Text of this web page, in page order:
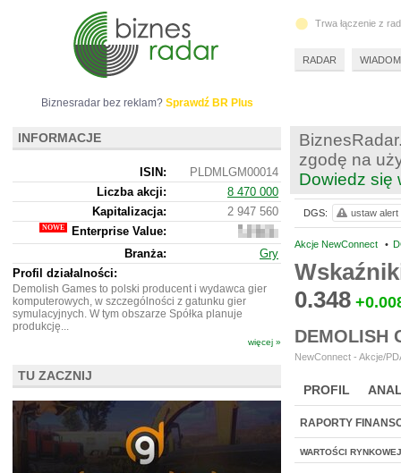
zgodę na
Dowiedz się
Akcje NewConnect •
0.348
DEMOLISH
NewConnect - Akcje/
PROFIL
BR LAB
RAPORTY
WARTOŚCI RYNKOWEJ
DGS: ustaw alert
Biznesradar bez reklam? Sprawdź BR Plus
INFORMACJE
ISIN:
PLDMLGM00014
Liczba akcji:
8 470 000
Kapitalizacja:
2 947 560
Enterprise Value:
2
741
560
Branża:
Gry
Profil działalności:
Demolish Games to polski producent i wydawca gier
komputerowych, w szczególności z gatunku gier
symulacyjnych. W tym obszarze Spółka planuje
produkcję...
więcej »
TU ZACZNIJ
Trwa łączenie z
RADAR